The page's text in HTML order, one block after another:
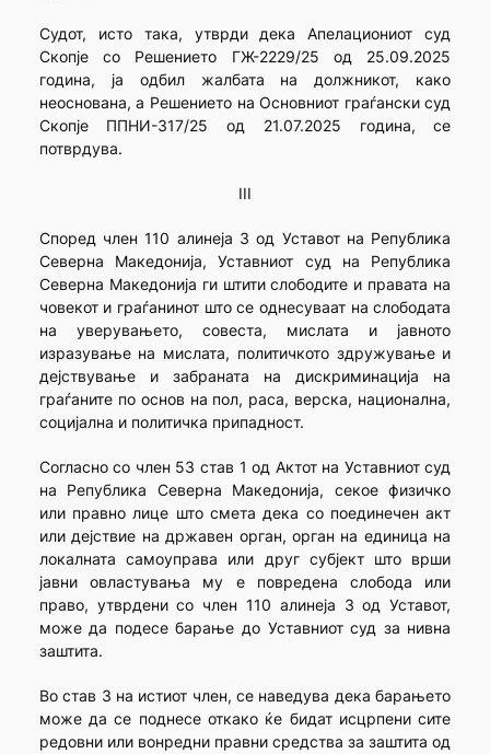
Судот, исто така, утврди дека Апелациониот суд
Скопје со Решението ГЖ-2229/25 од 25.09.2025
година, ја одбил жалбата на должникот, како
неоснована, а Решението на Основниот граѓански суд
Скопје ППНИ-317/25 од 21.07.2025 година, се
потврдува.
III
Според член 110 алинеја 3 од Уставот на Република
Северна Македонија, Уставниот суд на Република
Северна Македонија ги штити слободите и правата на
човекот и граѓанинот што се однесуваат на слободата
на уверувањето, совеста, мислата и јавното
изразување на мислата, политичкото здружување и
дејствување и забраната на дискриминација на
граѓаните по основ на пол, раса, верска, национална,
социјална и политичка припадност.
Согласно со член 53 став 1 од Актот на Уставниот суд
на Република Северна Македонија, секое физичко
или правно лице што смета дека со поединечен акт
или дејствие на државен орган, орган на единица на
локалната самоуправа или друг субјект што врши
јавни овластувања му е повредена слобода или
право, утврдени со член 110 алинеја 3 од Уставот,
може да подесе барање до Уставниот суд за нивна
заштита.
Во став 3 на истиот член, се наведува дека барањето
може да се поднесе откако ќе бидат исцрпени сите
редовни или вонредни правни средства за заштита од